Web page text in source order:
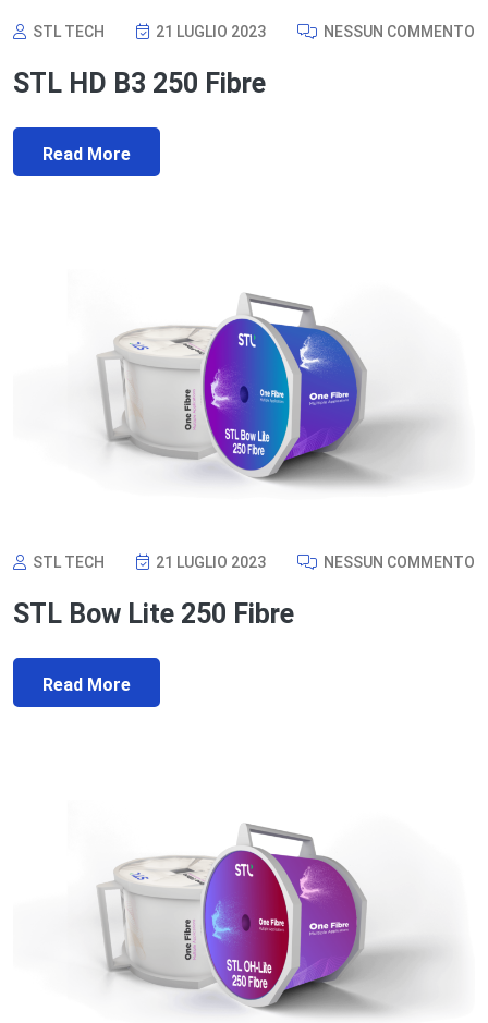
STL TECH 21 LUGLIO 2023 NESSUN COMMENTO
STL HD B3 250 Fibre
Read More
STL TECH 21 LUGLIO 2023 NESSUN COMMENTO
STL Bow Lite 250 Fibre
Read More